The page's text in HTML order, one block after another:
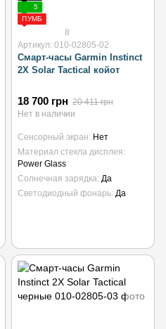
5
ПУМБ
8
Артикул: 010-02805-02
Смарт-часы Garmin Instinct
2X Solar Tactical койот
18 700 грн 20 411 грн
Нет в наличии
Сенсорный экран
Нет
Материал стекла дисплея
Power Glass
Солнечная зарядка Да
Светодиодный фонарь Да